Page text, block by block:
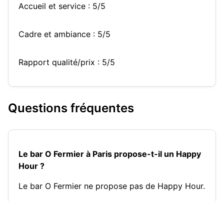
Accueil et service : 5/5
Cadre et ambiance : 5/5
Rapport qualité/prix : 5/5
Questions fréquentes
Le bar O Fermier à Paris propose-t-il un Happy
Hour ?
Le bar O Fermier ne propose pas de Happy Hour.